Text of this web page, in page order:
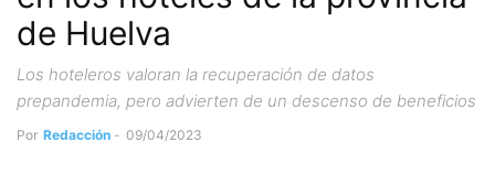
de Huelva
Los hoteleros valoran la recuperación de datos
prepandemia, pero advierten de un descenso de beneficios
Por Redacción - 09/04/2023